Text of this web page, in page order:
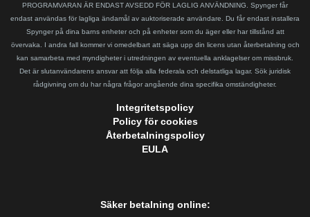
PROGRAMVARAN ÄR ENDAST AVSEDD FÖR LAGLIG ANVÄNDNING. Spynger får
endast användas för lagliga ändamål av auktoriserade användare. Du får endast installera
Spynger på dina barns enheter och på enheter som du äger eller har tillstånd att
övervaka. I andra fall kommer vi omedelbart att säga upp din licens utan återbetalning och
kan samarbeta med myndigheter i utredningen av eventuella anklagelser om missbruk.
Det är slutanvändarens ansvar att följa alla federala och delstatliga lagar. Sök juridisk
rådgivning om du har några frågor angående dina specifika omständigheter.
Integritetspolicy
Policy för cookies
Återbetalningspolicy
EULA
Säker betalning online: